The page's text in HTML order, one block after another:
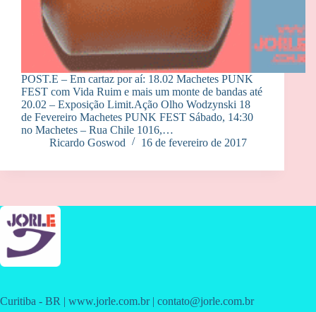
POST.E – Em cartaz por aí: 18.02 Machetes PUNK
FEST com Vida Ruim e mais um monte de bandas até
20.02 – Exposição Limit.Ação Olho Wodzynski 18
de Fevereiro Machetes PUNK FEST Sábado, 14:30
no Machetes – Rua Chile 1016,…
Ricardo Goswod
16 de fevereiro de 2017
Curitiba - BR | www.jorle.com.br | contato@jorle.com.br